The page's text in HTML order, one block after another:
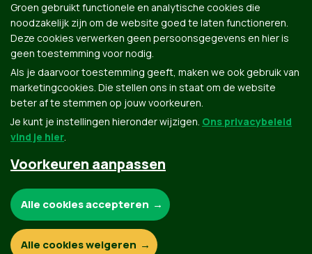
Groen.be
Contact Privacybeleid
Groen gebruikt functionele en analytische cookies die
noodzakelijk zijn om de website goed te laten functioneren.
Deze cookies verwerken geen persoonsgegevens en hier is
geen toestemming voor nodig.
Als je daarvoor toestemming geeft, maken we ook gebruik van
marketingcookies. Die stellen ons in staat om de website
beter af te stemmen op jouw voorkeuren.
Je kunt je instellingen hieronder wijzigen. Ons privacybeleid
vind je hier.
Voorkeuren aanpassen
Functionele en analytische cookies:
Alle cookies accepteren
Alle cookies weigeren